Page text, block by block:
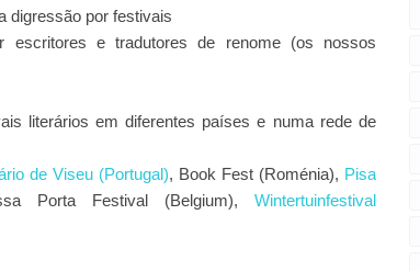
digressão por festivais
escritores e tradutores de renome (os nossos
literários em diferentes países e numa rede de
de Viseu (Portugal), Book Fest (Roménia), Pisa
Porta Festival (Belgium),Wintertuinfestival